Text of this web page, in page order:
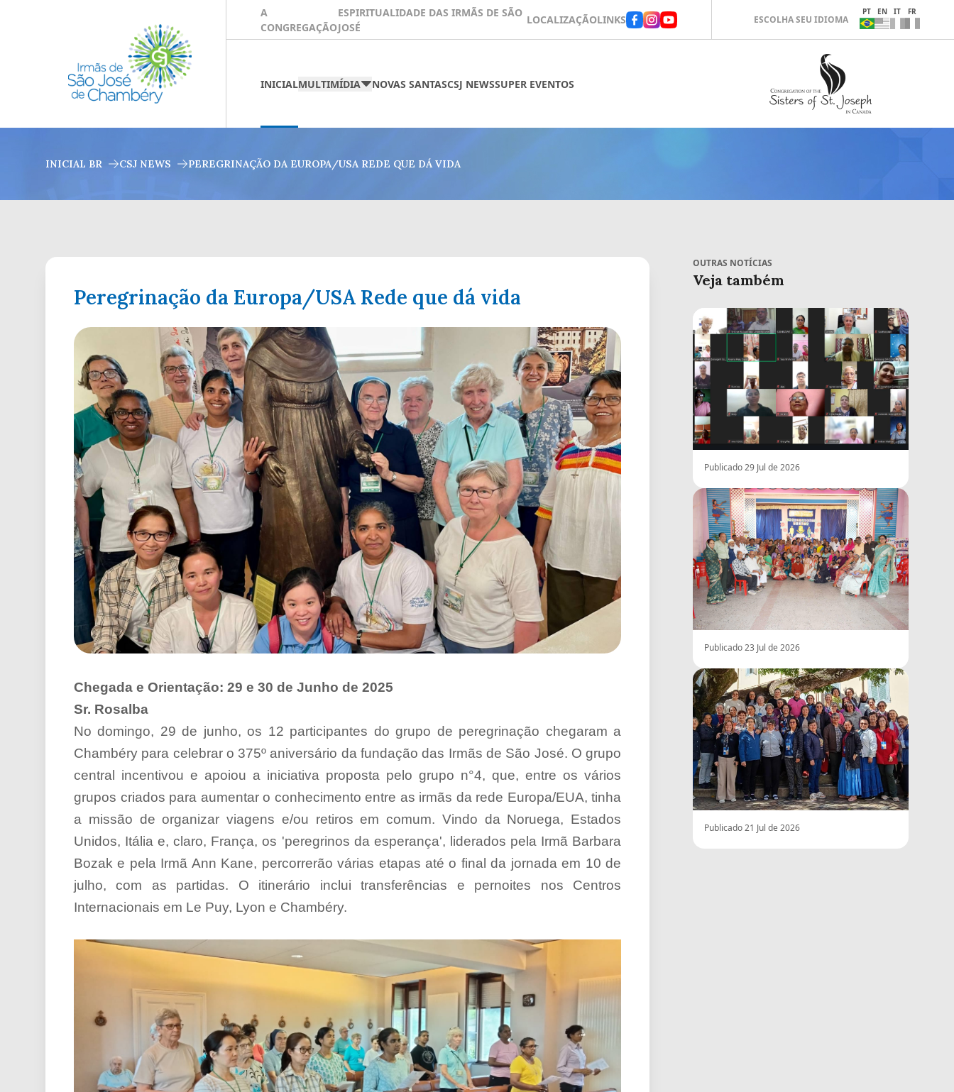
A
CONGREGAÇÃO
ESPIRITUALIDADE DAS IRMÃS DE SÃO
JOSÉ
LOCALIZAÇÃOLINKS ESCOLHA SEU IDIOMA
PT EN IT FR
INICIALMULTIMÍDIA NOVAS SANTASCSJ NEWSSUPER EVENTOS
INICIAL BR CSJ NEWS PEREGRINAÇÃO DA EUROPA/USA REDE QUE DÁ VIDA
Peregrinação da Europa/USA Rede que dá vida
Chegada e Orientação: 29 e 30 de Junho de 2025
Sr. Rosalba
No domingo, 29 de junho, os 12 participantes do grupo de peregrinação chegaram a
Chambéry para celebrar o 375º aniversário da fundação das Irmãs de São José. O grupo
central incentivou e apoiou a iniciativa proposta pelo grupo n°4, que, entre os vários
grupos criados para aumentar o conhecimento entre as irmãs da rede Europa/EUA, tinha
a missão de organizar viagens e/ou retiros em comum. Vindo da Noruega, Estados
Unidos, Itália e, claro, França, os 'peregrinos da esperança', liderados pela Irmã Barbara
Bozak e pela Irmã Ann Kane, percorrerão várias etapas até o final da jornada em 10 de
julho, com as partidas. O itinerário inclui transferências e pernoites nos Centros
Internacionais em Le Puy, Lyon e Chambéry.
OUTRAS NOTÍCIAS
Veja também
Publicado 29 Jul de 2026
Publicado 23 Jul de 2026
Publicado 21 Jul de 2026